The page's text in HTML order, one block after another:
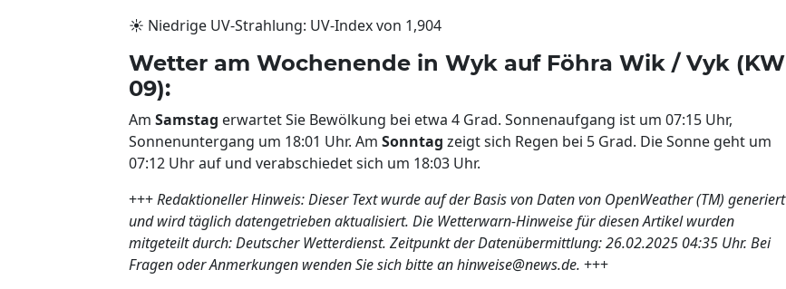
☀️ Niedrige UV-Strahlung: UV-Index von 1,904
Wetter am Wochenende in Wyk auf Föhra Wik / Vyk (KW
09):
Am Samstag erwartet Sie Bewölkung bei etwa 4 Grad. Sonnenaufgang ist um 07:15 Uhr,
Sonnenuntergang um 18:01 Uhr. Am Sonntag zeigt sich Regen bei 5 Grad. Die Sonne geht um
07:12 Uhr auf und verabschiedet sich um 18:03 Uhr.
+++Redaktioneller Hinweis: Dieser Text wurde auf der Basis von Daten von OpenWeather (TM) generiert
und wird täglich datengetrieben aktualisiert. Die Wetterwarn-Hinweise für diesen Artikel wurden
mitgeteilt durch: Deutscher Wetterdienst. Zeitpunkt der Datenübermittlung: 26.02.2025 04:35 Uhr. Bei
Fragen oder Anmerkungen wenden Sie sich bitte an hinweise@news.de. +++